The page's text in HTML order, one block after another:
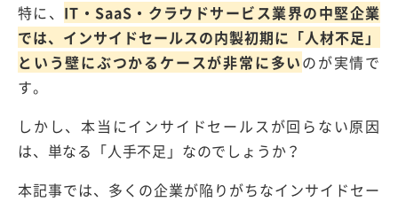
特に、 IT・SaaS・クラウドサービス業界の中堅企業
では、インサイドセールスの内製初期に「人材不足」
という壁にぶつかるケースが非常に多いのが実情で
す。
しかし、本当にインサイドセールスが回らない原因
は、単なる「人手不足」なのでしょうか？
本記事では、多くの企業が陥りがちなインサイドセー